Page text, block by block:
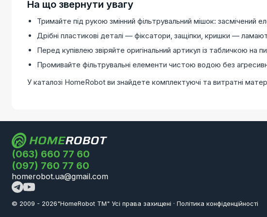
На що звернути увагу
Тримайте під рукою змінний фільтрувальний мішок:
Дрібні пластикові деталі — фіксатори, защіпки, кришки —
Перед купівлею звіряйте оригінальний артикул із табличкою на
Промивайте фільтрувальні елементи чистою водою без
У каталозі HomeRobot ви знайдете комплектуючі та витратні
(063) 660 77 60
(097) 760 77 60
homerobot.ua@gmail.com
© 2009 - 2026"HomeRobot ТМ" Усi права захищені · Політика конфіденційності